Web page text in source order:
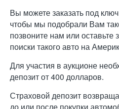
Вы можете заказать под
чтобы мы подобрали Вам
позвоните нам или оставьте
поиски такого авто на
Для участия в аукционе
депозит от 400 долларов.
Страховой депозит
до или после покупки